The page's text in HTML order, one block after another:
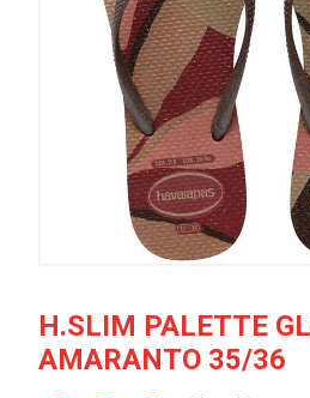
H.SLIM PALETTE
AMARANTO 35/36